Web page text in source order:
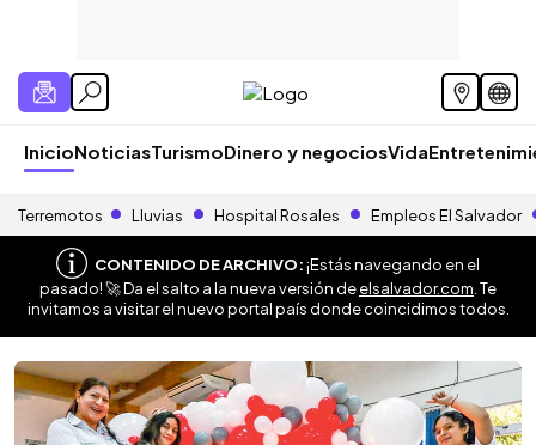
InicioNoticiasTurismoDinero y negociosVida
Terremotos Lluvias Hospital Rosales Empleos El Salvador
CONTENIDO DE ARCHIVO:¡Estás navegando en el
pasado! 🚀 Da el salto a la nueva versión deelsalvador.com . Te
invitamos a visitar el nuevo portal país donde coincidimos todos.